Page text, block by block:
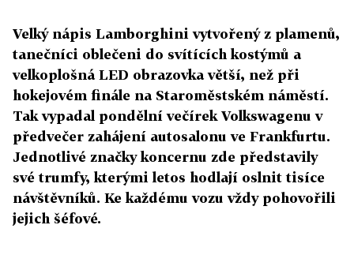
Velký nápis Lamborghini vytvořený z plamenů,
tanečníci oblečeni do svítících kostýmů a
velkoplošná LED obrazovka větší, než při
hokejovém finále na Staroměstském náměstí.
Tak vypadal pondělní večírek Volkswagenu v
předvečer zahájení autosalonu ve Frankfurtu.
Jednotlivé značky koncernu zde představily
své trumfy, kterými letos hodlají oslnit tisíce
návštěvníků. Ke každému vozu vždy pohovořili
jejich šéfové.